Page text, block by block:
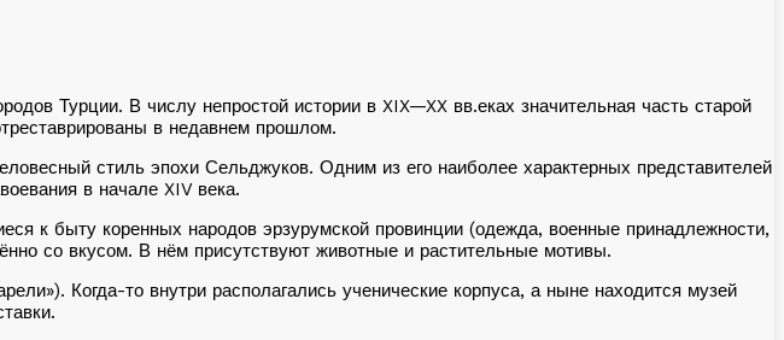
Турции. В числу непростой истории в XIX—XX вв.еках значительная часть старой
в недавнем прошлом.
стиль эпохи Сельджуков. Одним из его наиболее характерных представителей
в начале XIV века.
к быту коренных народов эрзурумской провинции (одежда, военные принадлежности,
со вкусом. В нём присутствуют животные и растительные мотивы.
Когда-то внутри располагались ученические корпуса, а ныне находится музей